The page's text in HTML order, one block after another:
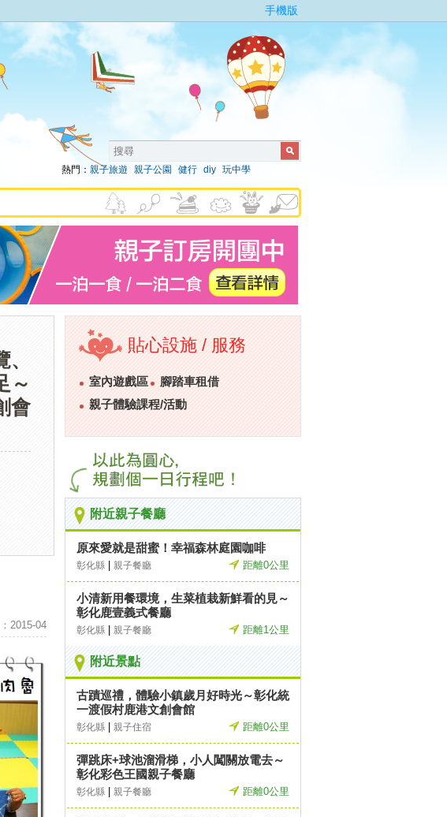
手機版
熱門： 親子旅遊 親子公園 健行 diy 玩中學
～
會
2015-04
貼心設施 / 服務
室內遊戲區
腳踏車租借
親子體驗課程/活動
附近親子餐廳
原來愛就是甜蜜！幸福森林庭園咖啡
彰化縣 親子餐廳 距離0公里
小清新用餐環境，生菜植栽新鮮看的見～
彰化鹿壹義式餐廳
彰化縣 親子餐廳 距離1公里
附近景點
古蹟巡禮，體驗小鎮歲月好時光～彰化統
一渡假村鹿港文創會館
彰化縣 親子住宿 距離0公里
彈跳床+球池溜滑梯，小人闖關放電去～
彰化彩色王國親子餐廳
彰化縣 親子餐廳 距離0公里